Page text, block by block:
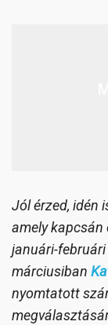
Jól érzed, idén
amely
januári-
márciusiban
nyomtatott